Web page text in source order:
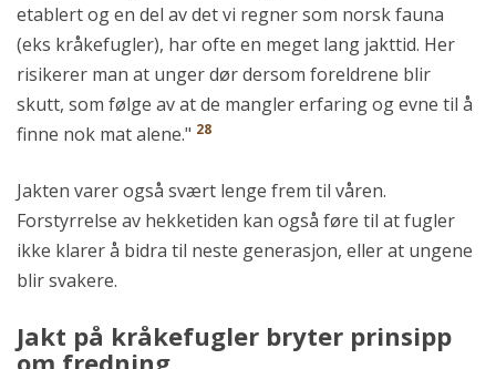
etablert og en del av det vi regner som norsk fauna
(eks kråkefugler), har ofte en meget lang jakttid. Her
risikerer man at unger dør dersom foreldrene blir
skutt, som følge av at de mangler erfaring og evne til å
finne nok mat alene." 28
Jakten varer også svært lenge frem til våren.
Forstyrrelse av hekketiden kan også føre til at fugler
ikke klarer å bidra til neste generasjon, eller at ungene
blir svakere.
Jakt på kråkefugler bryter prinsipp
om fredning